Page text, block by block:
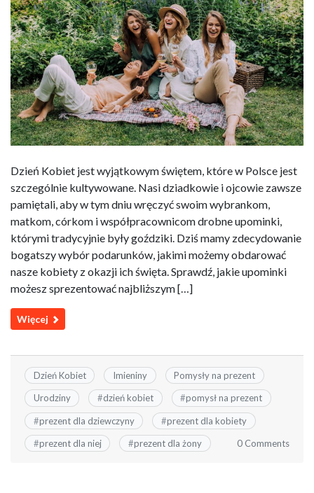
Dzień Kobiet jest wyjątkowym świętem, które w Polsce jest
szczególnie kultywowane. Nasi dziadkowie i ojcowie zawsze
pamiętali, aby w tym dniu wręczyć swoim wybrankom,
matkom, córkom i współpracownicom drobne upominki,
którymi tradycyjnie były goździki. Dziś mamy zdecydowanie
bogatszy wybór podarunków, jakimi możemy obdarować
nasze kobiety z okazji ich święta. Sprawdź, jakie upominki
możesz sprezentować najbliższym […]
Więcej
Dzień Kobiet Imieniny Pomysły na prezent
Urodziny #dzień kobiet #pomysł na prezent
#prezent dla dziewczyny #prezent dla kobiety
#prezent dla niej #prezent dla żony 0 Comments